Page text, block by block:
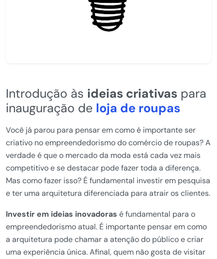
Introdução às ideias criativas para
inauguração de loja de roupas
Você já parou para pensar em como é importante ser
criativo no empreendedorismo do comércio de roupas? A
verdade é que o mercado da moda está cada vez mais
competitivo e se destacar pode fazer toda a diferença.
Mas como fazer isso? É fundamental investir em pesquisa
e ter uma arquitetura diferenciada para atrair os clientes.
Investir em ideias inovadoras é fundamental para o
empreendedorismo atual. É importante pensar em como
a arquitetura pode chamar a atenção do público e criar
uma experiência única. Afinal, quem não gosta de visitar